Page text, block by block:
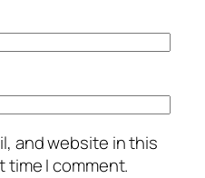
and website in this
I comment.